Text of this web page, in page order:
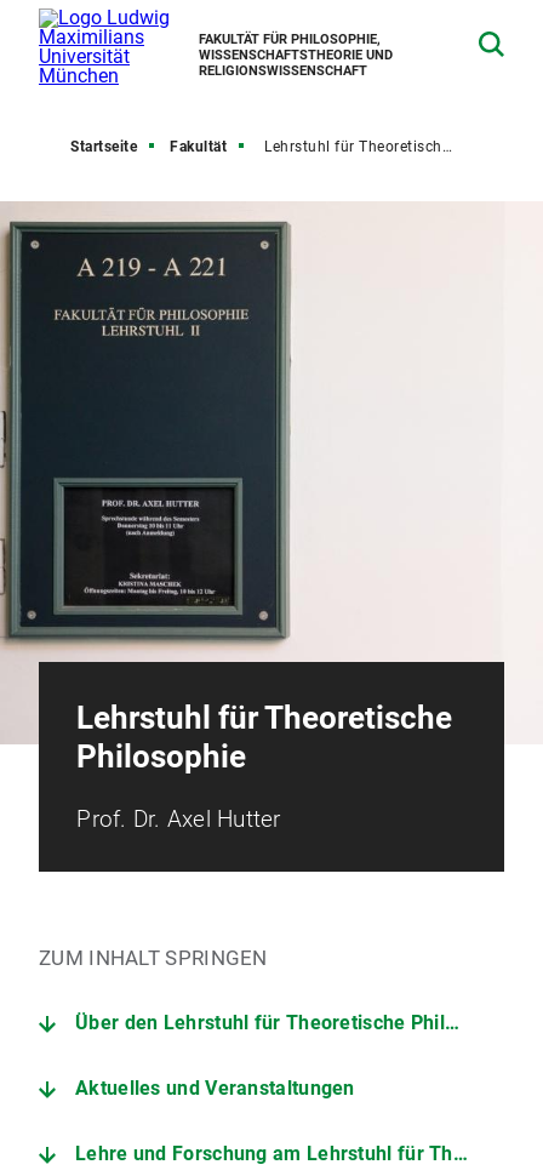
FAKULTÄT FÜR PHILOSOPHIE,
WISSENSCHAFTSTHEORIE UND
RELIGIONSWISSENSCHAFT
Startseite Fakultät Lehrstuhl für Theoretische Philosophie
Lehrstuhl für Theoretische
Philosophie
Prof. Dr. Axel Hutter
ZUM INHALT SPRINGEN
Über den Lehrstuhl für Theoretische Philosophie
Aktuelles und Veranstaltungen
Lehre und Forschung am Lehrstuhl für Theoretische Philosophie